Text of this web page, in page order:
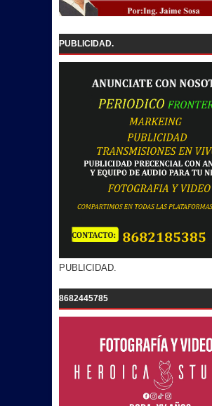
PUBLICIDAD.
PUBLICIDAD.
8682445785